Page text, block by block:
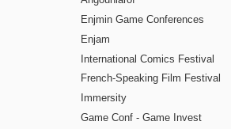
Enjmin Game Conferences
Enjam
International Comics Festival
French-Speaking Film Festival
Immersity
Game Conf - Game Invest